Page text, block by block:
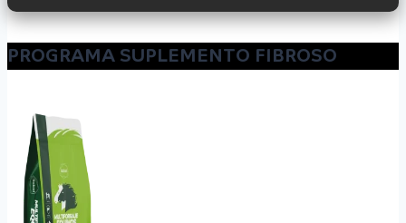
PROGRAMA SUPLEMENTO FIBROSO